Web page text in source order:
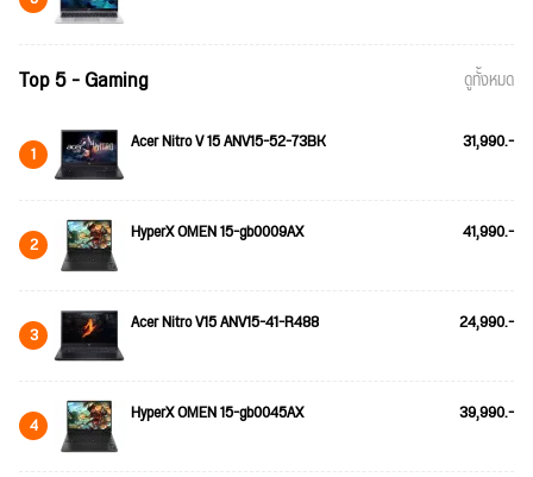
Top 5 - Gaming ดูทั้งหมด
1 Acer Nitro V 15 ANV15-52-73BK 31,990.-
2 HyperX OMEN 15-gb0009AX 41,990.-
3 Acer Nitro V15 ANV15-41-R488 24,990.-
4 HyperX OMEN 15-gb0045AX 39,990.-